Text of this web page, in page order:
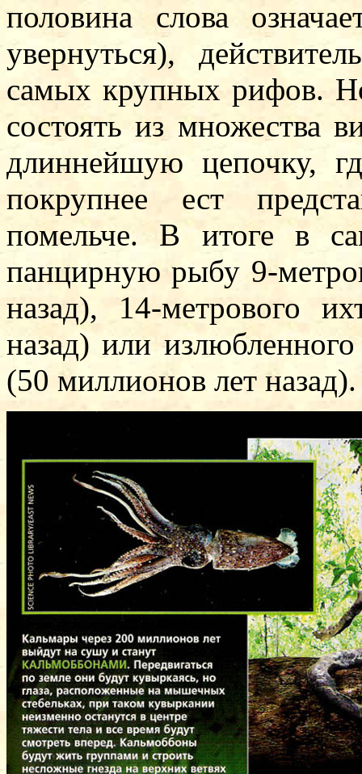
половина слова
увернуться),
самых крупных рифов.
состоять из множества
длиннейшую цепочку,
покрупнее ест
помельче. В итоге в
панцирную рыбу 9-
назад), 14-метрового
назад) или
(50 миллионов лет назад).